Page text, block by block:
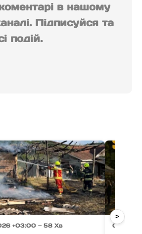
в нашому
Підписуйся та
подій.
+03:00 — 58 Хв 06
>